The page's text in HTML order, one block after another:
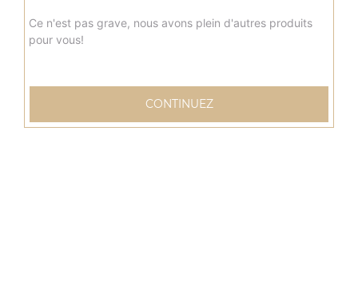
Ce n'est pas grave, nous avons plein d'autres produits
pour vous!
CONTINUEZ